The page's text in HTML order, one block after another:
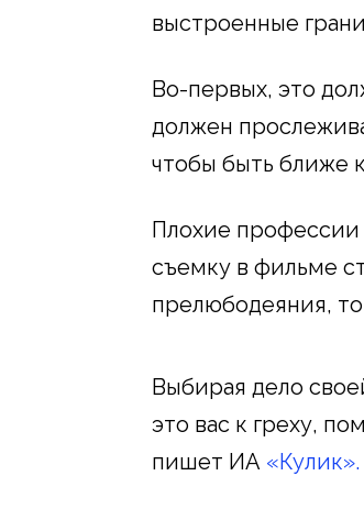
выстроенные
Во-первых, это
должен
чтобы быть ближе
Плохие профессии
съемку в фильме
прелюбодеяния, то
Выбирая дело
это вас к греху,
пишет ИА «Кулик».